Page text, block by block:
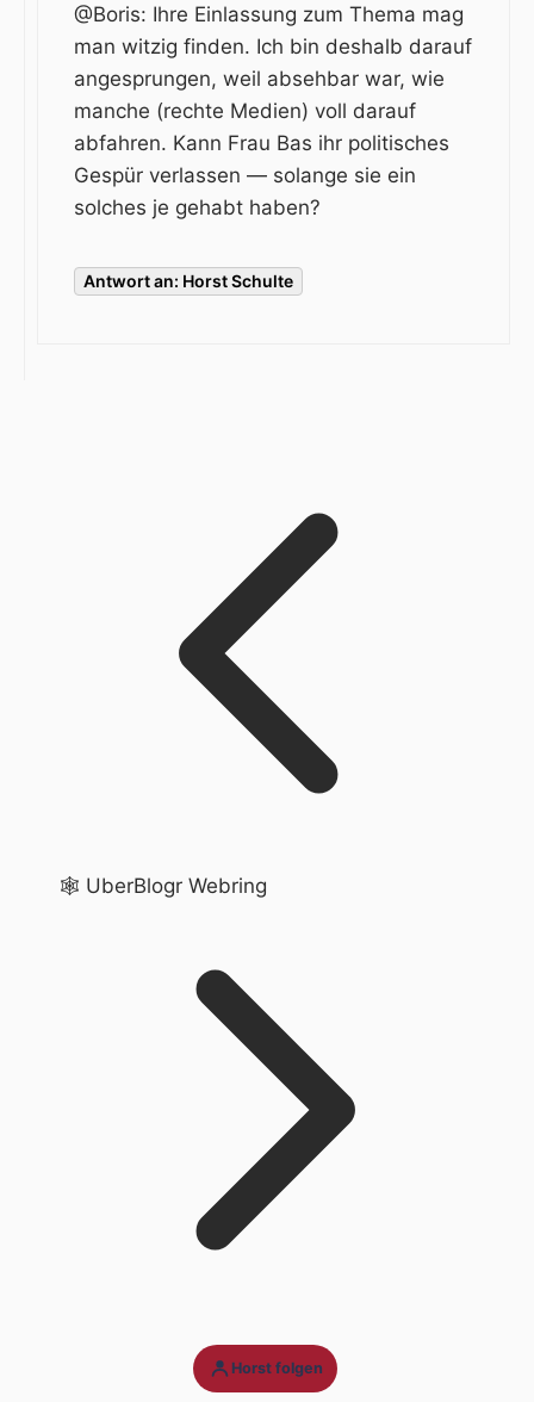
@Boris: Ihre Einlassung zum Thema mag
man witzig finden. Ich bin deshalb darauf
angesprungen, weil absehbar war, wie
manche (rechte Medien) voll darauf
abfahren. Kann Frau Bas ihr politisches
Gespür verlassen — solange sie ein
solches je gehabt haben?
Antwort an: Horst Schulte
🕸️ UberBlogr Webring
Horst folgen